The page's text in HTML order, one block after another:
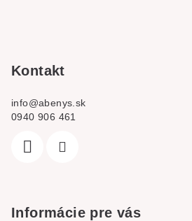
Kontakt
info@abenys.sk
0940 906 461
Informácie pre vás